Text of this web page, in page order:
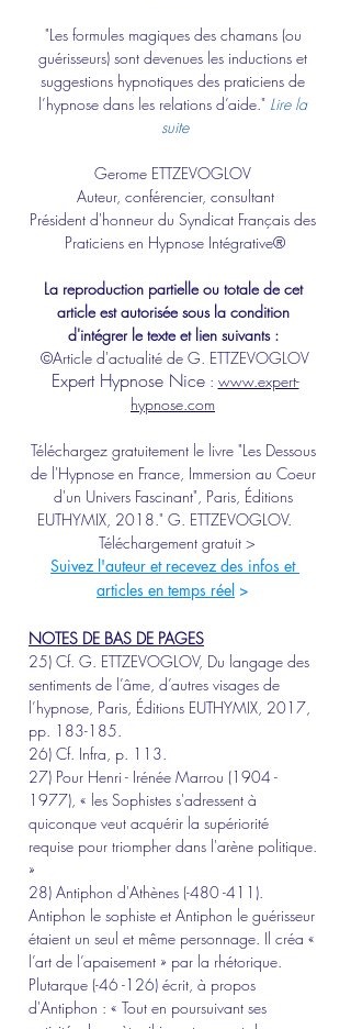
"Les formules magiques des chamans (ou
guérisseurs) sont devenues les inductions et
suggestions hypnotiques des praticiens de
l’hypnose dans les relations d’aide." Lire la
suite
Gerome ETTZEVOGLOV
Auteur, conférencier, consultant
Président d'honneur du Syndicat Français des
Praticiens en Hypnose Intégrative®
La reproduction partielle ou totale de cet
article est autorisée sous la condition
d'intégrer le texte et lien suivants :
©Article d'actualité de G. ETTZEVOGLOV
Expert Hypnose Nice : www.expert-
hypnose.com
Téléchargez gratuitement le livre "Les Dessous
de l'Hypnose en France, Immersion au Coeur
d'un Univers Fascinant", Paris, Éditions
EUTHYMIX, 2018." G. ETTZEVOGLOV.​
Téléchargement gratuit >
Suivez l'auteur et recevez des infos et
articles en temps réel >
NOTES DE BAS DE PAGES
25) Cf. G. ETTZEVOGLOV, Du langage des
sentiments de l’âme, d’autres visages de
l’hypnose, Paris, Éditions EUTHYMIX, 2017,
pp. 183-185.
26) Cf. Infra, p. 113.
27) Pour Henri - Irénée Marrou (1904 -
1977), « les Sophistes s'adressent à
quiconque veut acquérir la supériorité
requise pour triompher dans l'arène politique.
»
28) Antiphon d'Athènes (-480 -411).
Antiphon le sophiste et Antiphon le guérisseur
étaient un seul et même personnage. Il créa «
l’art de l’apaisement » par la rhétorique.
Plutarque (-46 -126) écrit, à propos
d'Antiphon : « Tout en poursuivant ses